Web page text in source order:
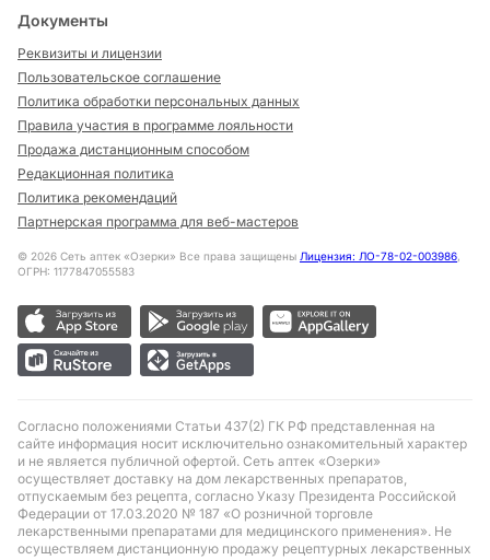
Документы
Реквизиты и лицензии
Пользовательское соглашение
Политика обработки персональных данных
Правила участия в программе лояльности
Продажа дистанционным способом
Редакционная политика
Политика рекомендаций
Партнерская программа для веб-мастеров
© 2026 Сеть аптек «Озерки» Все права защищены Лицензия: ЛО-78-02-003986,
ОГРН: 1177847055583
Согласно положениями Статьи 437(2) ГК РФ представленная на
сайте информация носит исключительно ознакомительный характер
и не является публичной офертой. Сеть аптек «Озерки»
осуществляет доставку на дом лекарственных препаратов,
отпускаемым без рецепта, согласно Указу Президента Российской
Федерации от 17.03.2020 № 187 «О розничной торговле
лекарственными препаратами для медицинского применения». Не
осуществляем дистанционную продажу рецептурных лекарственных